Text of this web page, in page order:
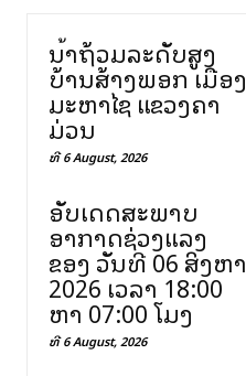
ນ້ຳຖ້ວມລະດັບສູງ
ບ້ານສ້າງພອກ ເມືອງ
ມະຫາໄຊ ແຂວງຄຳ
ມ່ວນ
ທີ 6 August, 2026
ອັບເດດສະພາບ
ອາກາດຊ່ວງແລງ
ຂອງ ວັນທີ 06 ສິງຫາ
2026 ເວລາ 18:00
ຫາ 07:00 ໂມງ
ທີ 6 August, 2026